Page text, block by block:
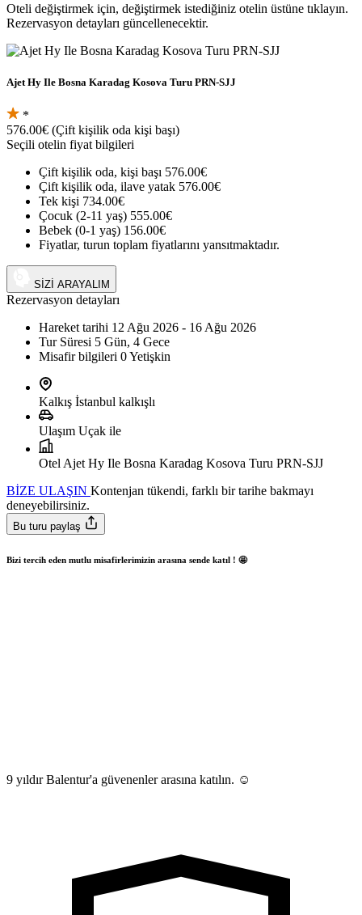
Oteli değiştirmek için, değiştirmek istediğiniz otelin üstüne tıklayın.
Rezervasyon detayları güncellenecektir.
Ajet Hy Ile Bosna Karadag Kosova Turu PRN-SJJ
*
576.00€ (Çift kişilik oda kişi başı)
Seçili otelin fiyat bilgileri
Çift kişilik oda, kişi başı 576.00€
Çift kişilik oda, ilave yatak 576.00€
Tek kişi 734.00€
Çocuk (2-11 yaş) 555.00€
Bebek (0-1 yaş) 156.00€
Fiyatlar, turun toplam fiyatlarını yansıtmaktadır.
SİZİ ARAYALIM
Rezervasyon detayları
Hareket tarihi 12 Ağu 2026 - 16 Ağu 2026
Tur Süresi 5 Gün, 4 Gece
Misafir bilgileri 0 Yetişkin
Kalkış İstanbul kalkışlı
Ulaşım Uçak ile
Otel Ajet Hy Ile Bosna Karadag Kosova Turu PRN-SJJ
BİZE ULAŞIN Kontenjan tükendi, farklı bir tarihe bakmayı
deneyebilirsiniz.
Bu turu paylaş
Bizi tercih eden mutlu misafirlerimizin arasına sende katıl ! 🤩
9 yıldır Balentur'a güvenenler arasına katılın. ☺️